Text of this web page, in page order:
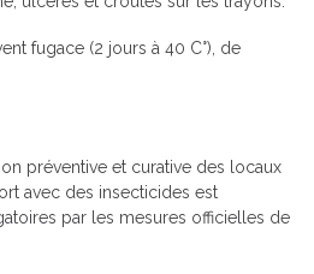
fugace (2 jours à 40 C°), de
préventive et curative des locaux
avec des insecticides est
par les mesures officielles de